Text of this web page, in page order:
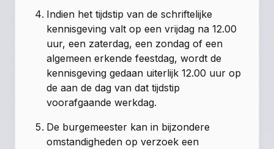
Indien het tijdstip van de schriftelijke
kennisgeving valt op een vrijdag na 12.00
uur, een zaterdag, een zondag of een
algemeen erkende feestdag, wordt de
kennisgeving gedaan uiterlijk 12.00 uur op
de aan de dag van dat tijdstip
voorafgaande werkdag.
De burgemeester kan in bijzondere
omstandigheden op verzoek een